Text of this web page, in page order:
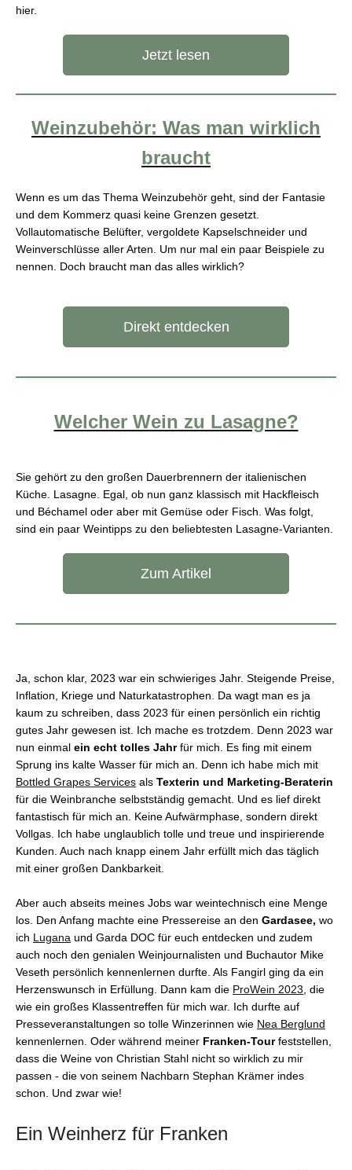
hier.
Jetzt lesen
Weinzubehör: Was man wirklich
braucht
Wenn es um das Thema Weinzubehör geht, sind der Fantasie
und dem Kommerz quasi keine Grenzen gesetzt.
Vollautomatische Belüfter, vergoldete Kapselschneider und
Weinverschlüsse aller Arten. Um nur mal ein paar Beispiele zu
nennen. Doch braucht man das alles wirklich?
Direkt entdecken
Welcher Wein zu Lasagne?
Sie gehört zu den großen Dauerbrennern der italienischen
Küche. Lasagne. Egal, ob nun ganz klassisch mit Hackfleisch
und Béchamel oder aber mit Gemüse oder Fisch. Was folgt,
sind ein paar Weintipps zu den beliebtesten Lasagne-Varianten.
Zum Artikel
Ja, schon klar, 2023 war ein schwieriges Jahr. Steigende Preise,
Inflation, Kriege und Naturkatastrophen. Da wagt man es ja
kaum zu schreiben, dass 2023 für einen persönlich ein richtig
gutes Jahr gewesen ist. Ich mache es trotzdem. Denn 2023 war
nun einmal ein echt tolles Jahrfür mich. Es fing mit einem
Sprung ins kalte Wasser für mich an. Denn ich habe mich mit
Bottled Grapes Services als Texterin und Marketing-Beraterin
für die Weinbranche selbstständig gemacht. Und es lief direkt
fantastisch für mich an. Keine Aufwärmphase, sondern direkt
Vollgas. Ich habe unglaublich tolle und treue und inspirierende
Kunden. Auch nach knapp einem Jahr erfüllt mich das täglich
mit einer großen Dankbarkeit.
Aber auch abseits meines Jobs war weintechnisch eine Menge
los. Den Anfang machte eine Pressereise an den Gardasee, wo
ich Lugana und Garda DOC für euch entdecken und zudem
auch noch den genialen Weinjournalisten und Buchautor Mike
Veseth persönlich kennenlernen durfte. Als Fangirl ging da ein
Herzenswunsch in Erfüllung. Dann kam die ProWein 2023 , die
wie ein großes Klassentreffen für mich war. Ich durfte auf
Presseveranstaltungen so tolle Winzerinnen wie Nea Berglund
kennenlernen. Oder während meiner Franken-Tourfeststellen,
dass die Weine von Christian Stahl nicht so wirklich zu mir
passen - die von seinem Nachbarn Stephan Krämer indes
schon. Und zwar wie!
Ein Weinherz für Franken